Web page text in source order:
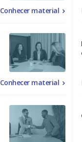
Conhecer material
Conhecer material